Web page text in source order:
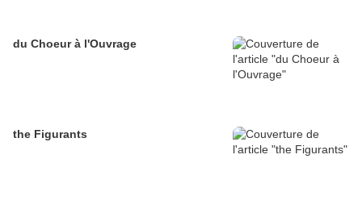
du Choeur à l'Ouvrage
the Figurants